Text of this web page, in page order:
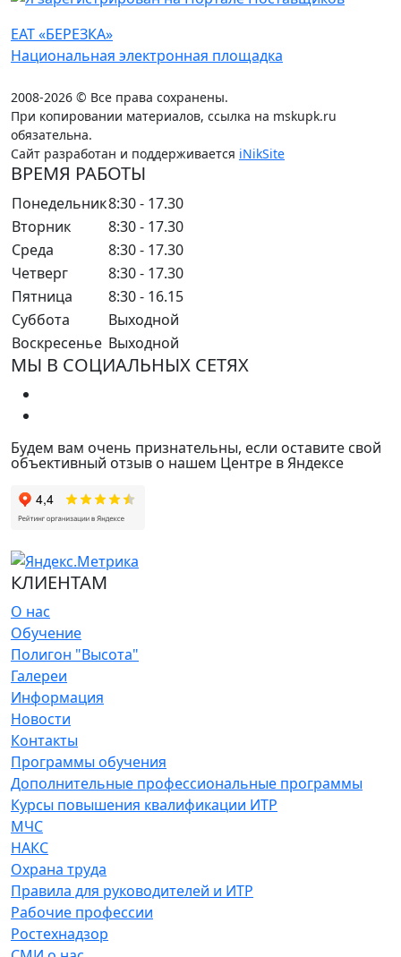
ЕАТ «БЕРЕЗКА»
Национальная электронная площадка
2008-2026 © Все права сохранены.
При копировании материалов, ссылка на mskupk.ru
обязательна.
Сайт разработан и поддерживается iNikSite
ВРЕМЯ РАБОТЫ
Понедельник8:30 - 17.30
Вторник
8:30 - 17.30
Среда
8:30 - 17.30
Четверг
8:30 - 17.30
Пятница
8:30 - 16.15
Суббота
Выходной
Воскресенье Выходной
МЫ В СОЦИАЛЬНЫХ СЕТЯХ
Будем вам очень признательны, если оставите свой
объективный отзыв о нашем Центре в Яндексе
КЛИЕНТАМ
О нас
Обучение
Полигон "Высота"
Галереи
Информация
Новости
Контакты
Программы обучения
Дополнительные профессиональные программы
Курсы повышения квалификации ИТР
МЧС
НАКС
Охрана труда
Правила для руководителей и ИТР
Рабочие профессии
Ростехнадзор